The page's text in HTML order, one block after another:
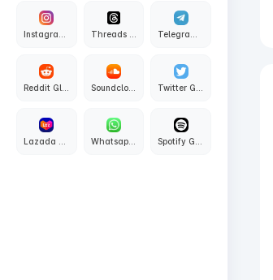
Soundcloud Global
Whatsapp Global